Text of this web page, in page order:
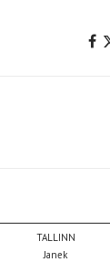
TALLINN
Janek